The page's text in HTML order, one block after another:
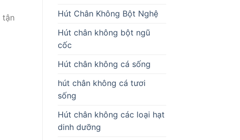
tận
Hút Chân Không Bột Nghệ
Hút chân không bột ngũ
cốc
Hút chân không cá sống
hút chân không cá tươi
sống
Hút chân không các loại hạt
dinh dưỡng